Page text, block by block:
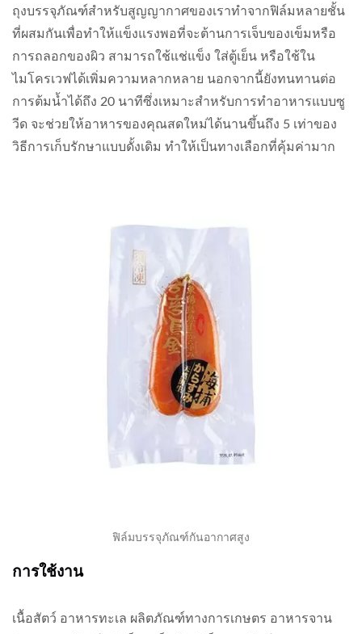
ถุงบรรจุภัณฑ์สำหรับสูญญากาศของเราทำจากฟิล์มหลายชั้น
ที่ผสมกันเพื่อทำให้แข็งแรงพอที่จะต้านการเจ็บของเข็มหรือ
การถลอกของผิว สามารถใช้แช่แข็ง ใส่ตู้เย็น หรือใช้ใน
ไมโครเวฟได้เพิ่มความหลากหลาย นอกจากนี้ยังทนทานต่อ
การต้มน้ำได้ถึง 20 นาทีซึ่งเหมาะสำหรับการทำอาหารแบบซู
วีด จะช่วยให้อาหารของคุณสดใหม่ได้นานขึ้นถึง 5 เท่าของ
วิธีการเก็บรักษาแบบดั้งเดิม ทำให้เป็นทางเลือกที่คุ้มค่ามาก
ฟิล์มบรรจุภัณฑ์กันอากาศสูง
การใช้งาน
เนื้อสัตว์ อาหารทะเล ผลิตภัณฑ์ทางการเกษตร อาหารจาน